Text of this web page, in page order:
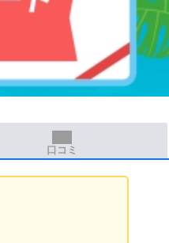
口コミ